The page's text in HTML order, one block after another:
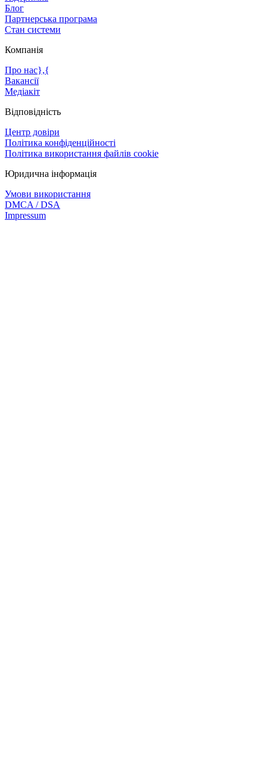
Блог
Партнерська програма
Стан системи
Компанія
Про нас},{
Вакансії
Медіакіт
Відповідність
Центр довіри
Політика конфіденційності
Політика використання файлів cookie
Юридична інформація
Умови використання
DMCA / DSA
Impressum